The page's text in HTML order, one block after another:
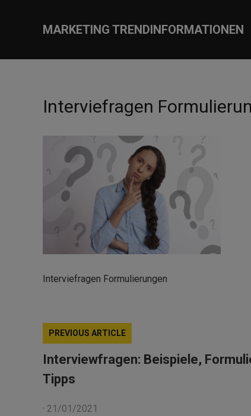
MARKETING TRENDINFORMATIONEN
Interviefragen
Interviefragen Formulierungen
PREVIOUS ARTICLE
Interviewfragen: Beispiele,
Tipps
· 21/01/2021